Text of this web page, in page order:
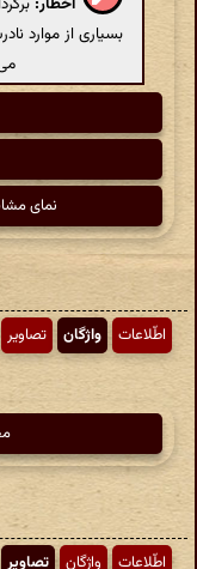
بسیاری از موارد
نمای
اطّلاعات واژگان تصاویر
اطّلاعات واژگان تصاویر